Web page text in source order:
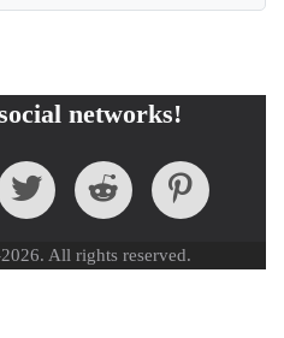
networks!
All rights reserved.